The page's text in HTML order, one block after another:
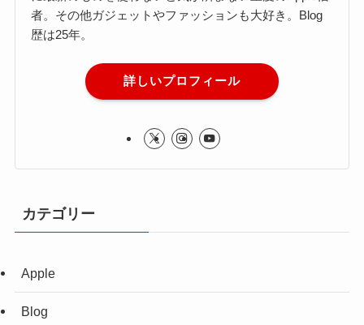
者。その他ガジェットやファッションも大好き。Blog
歴は25年。
詳しいプロフィール
カテゴリー
Apple
Blog